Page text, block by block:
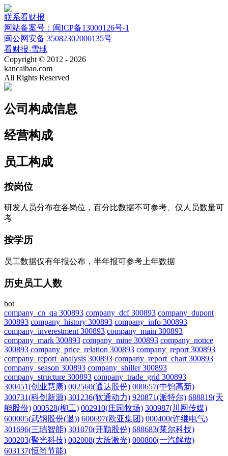
联系看财报
网站备案号：闽ICP备13000126号-1
闽公网安备 35082302000135号
看财报-雪球
Copyright © 2012 - 2026
kancaibao.com
All Rights Reserved
公司构成信息
经营构成
员工构成
按岗位
研发人员分布在各岗位，百分比数据不可参考、仅人员数量可
考
按学历
员工数据仅有年报公布，半年报可参考上年数据
历史员工人数
bot
company_cn_qa 300893 company_dcf 300893 company_dupont
300893 company_history 300893 company_info 300893
company_inverestment 300893 company_main 300893
company_mark 300893 company_mine 300893 company_notice
300893 company_price_relation 300893 company_report 300893
company_report_analysis 300893 company_report_chart 300893
company_season 300893 company_shiller 300893
company_structure 300893 company_trade_grid 300893
300451(创业慧康) 002560(通达股份) 000657(中钨高新)
300731(科创新源) 301236(软通动力) 920871(派特尔) 688819(天
能股份) 000528(柳工) 002910(庄园牧场) 300987(川网传媒)
600005(武钢股份(退)) 600697(欧亚集团) 000400(许继电气)
301696(三瑞智能) 301070(开勒股份) 688683(莱尔科技)
300203(聚光科技) 002008(大族激光) 000800(一汽解放)
603137(恒尚节能)